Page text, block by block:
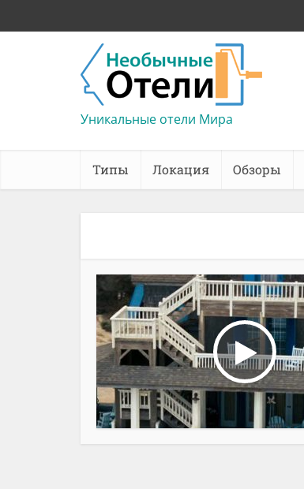
Уникальные отели Мира
Типы Локация Обзоры